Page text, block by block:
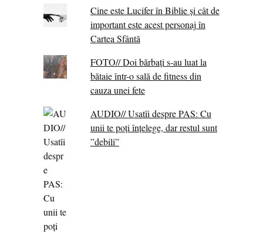
Cine este Lucifer în Biblie și cât de
important este acest personaj în
Cartea Sfântă
FOTO// Doi bărbați s-au luat la
bătaie într-o sală de fitness din
cauza unei fete
AUDIO// Usatîi despre PAS: Cu
unii te poți înțelege, dar restul sunt
”debili”